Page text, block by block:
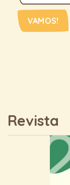
VAMOS!
Revista